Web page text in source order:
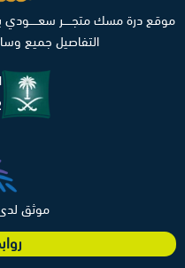
موقع درة مسك متجـــــر
التفاصيل جميع
موثق